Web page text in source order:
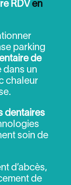
RDV en
parking
de
un
chaleur
dentaires
soin de
d’abcès,
de